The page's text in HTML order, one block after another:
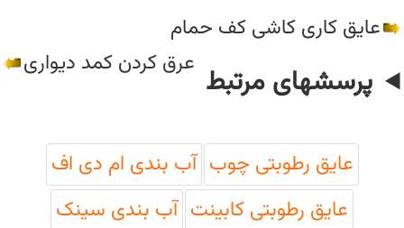
عایق کاری کاشی کف حمام
عرق کردن کمد دیواری پرسشهای مرتبط
عایق رطوبتی چوب آب بندی ام دی اف
عایق رطوبتی کابینت آب بندی سینک